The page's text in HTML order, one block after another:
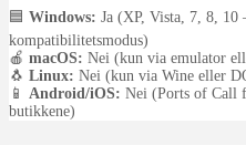
🟦 Windows: Ja (XP, Vista, 7, 8, 10
kompatibilitetsmodus)
🍎 macOS: Nei (kun via emulator
🐧 Linux: Nei (kun via Wine eller
📱 Android/iOS: Nei (Ports of Call
butikkene)